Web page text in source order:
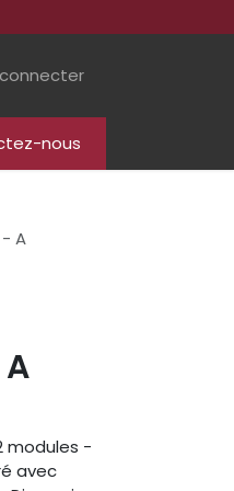
nous
A
modules -
avec